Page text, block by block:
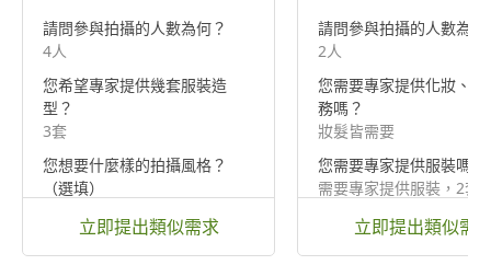
請問參與拍攝的人數為何？
4人
您希望專家提供幾套服裝造
型？
3套
您想要什麼樣的拍攝風格？
（選填）
立即提出類似需求
請問參與拍攝的人數為何
2人
您需要專家提供化妝、髮
務嗎？
妝髮皆需要
您需要專家提供服裝嗎？
需要專家提供服裝，2套
立即提出類似需